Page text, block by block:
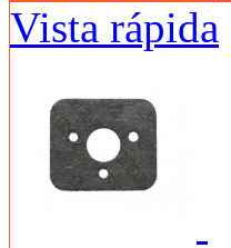
Vista rápida